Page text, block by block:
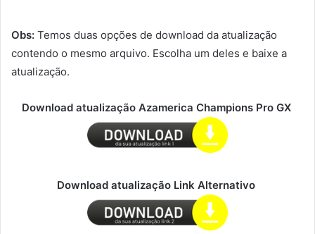
Obs: Temos duas opções de download da atualização
contendo o mesmo arquivo. Escolha um deles e baixe a
atualização.
Download atualização Azamerica Champions Pro GX
Download atualização Link Alternativo